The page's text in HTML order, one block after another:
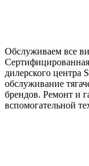
Обслуживаем все
дилерского центра
обслуживание
брендов. Ремонт и
вспомогательной